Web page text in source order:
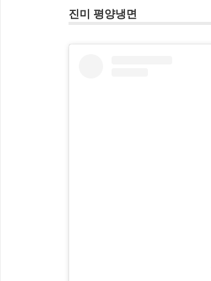
진미 평양냉면